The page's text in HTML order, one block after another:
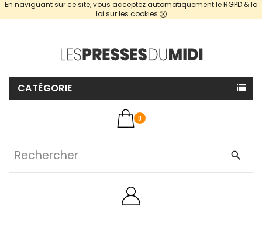
En naviguant sur ce site, vous acceptez automatiquement le RGPD & la
loi sur les cookies
CATÉGORIE
0
search